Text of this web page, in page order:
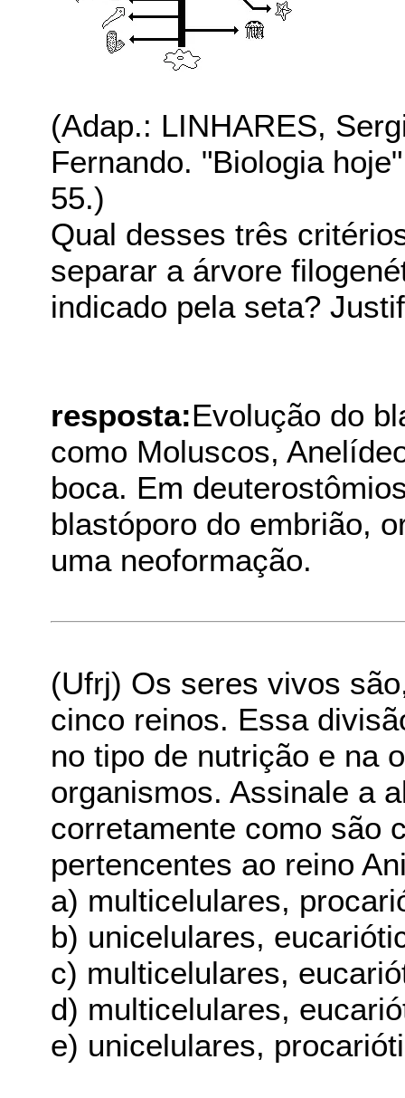
(Adap.: LINHARES,
Fernando. "Biologia
55.)
Qual desses três
separar a árvore
indicado pela seta?
resposta:Evolução do
como Moluscos,
boca. Em
blastóporo do embrião,
uma neoformação.
(Ufrj) Os seres vivos
cinco reinos. Essa
no tipo de nutrição e na
organismos. Assinale a
corretamente como são
pertencentes ao reino
a) multicelulares,
b) unicelulares,
c) multicelulares,
d) multicelulares,
e) unicelulares,